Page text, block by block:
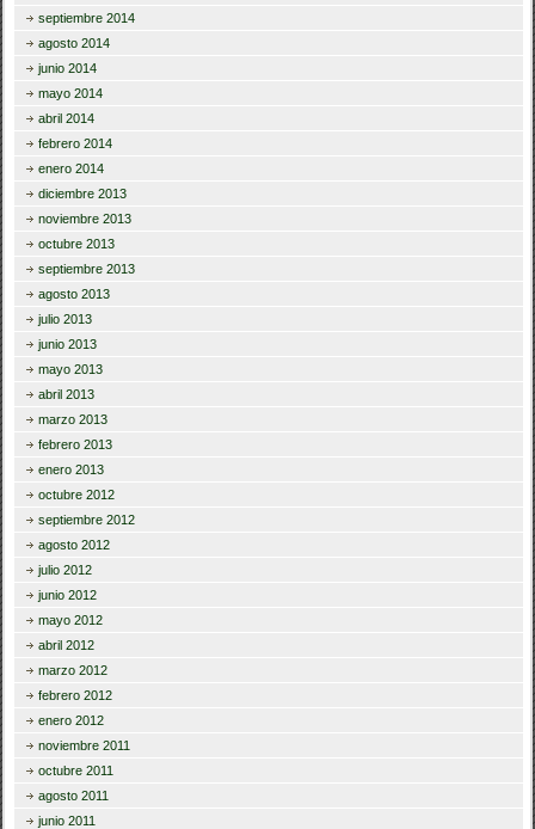
septiembre 2014
agosto 2014
junio 2014
mayo 2014
abril 2014
febrero 2014
enero 2014
diciembre 2013
noviembre 2013
octubre 2013
septiembre 2013
agosto 2013
julio 2013
junio 2013
mayo 2013
abril 2013
marzo 2013
febrero 2013
enero 2013
octubre 2012
septiembre 2012
agosto 2012
julio 2012
junio 2012
mayo 2012
abril 2012
marzo 2012
febrero 2012
enero 2012
noviembre 2011
octubre 2011
agosto 2011
junio 2011